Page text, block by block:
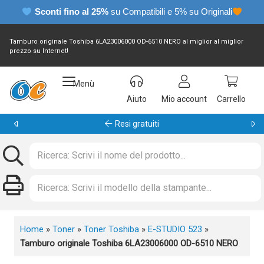
Sconti fino al 25% su Compatibili e 5% su Originali
Tamburo originale Toshiba 6LA23006000 OD-6510 NERO al miglior al miglior
prezzo su Internet!
Menù
Aiuto
Mio account Carrello
Garanzia 24 mesi
Home » Toner » Toner Toshiba » E-STUDIO 523 »
Tamburo originale Toshiba 6LA23006000 OD-6510 NERO